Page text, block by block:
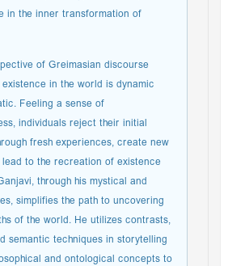
in the inner transformation of
of Greimasian discourse
existence in the world is dynamic
Feeling a sense of
individuals reject their initial
fresh experiences, create new
lead to the recreation of existence
through his mystical and
simplifies the path to uncovering
of the world. He utilizes contrasts,
semantic techniques in storytelling
and ontological concepts to